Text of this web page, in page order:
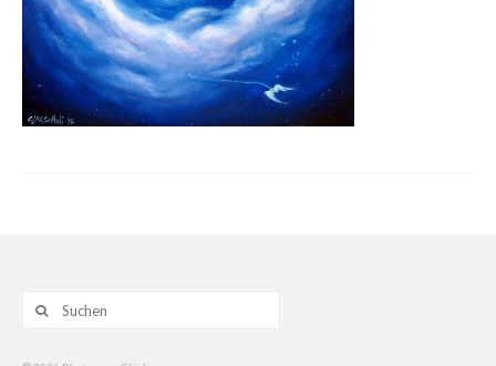
Köpfe
Märchen
Schwarze Serie
Kinderbücher
nach: